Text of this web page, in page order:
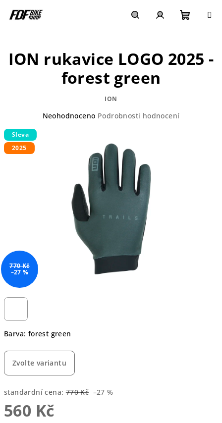
košík
Barva: forest green
Zvolte variantu
standardní cena: 770 Kč –27 %
560 Kč
ION rukavice LOGO 2025 -
forest green
ION
Průměrné
hvězdiček.
Neohodnoceno Podrobnosti hodnocení
Sleva
2025
770 Kč
–27 %